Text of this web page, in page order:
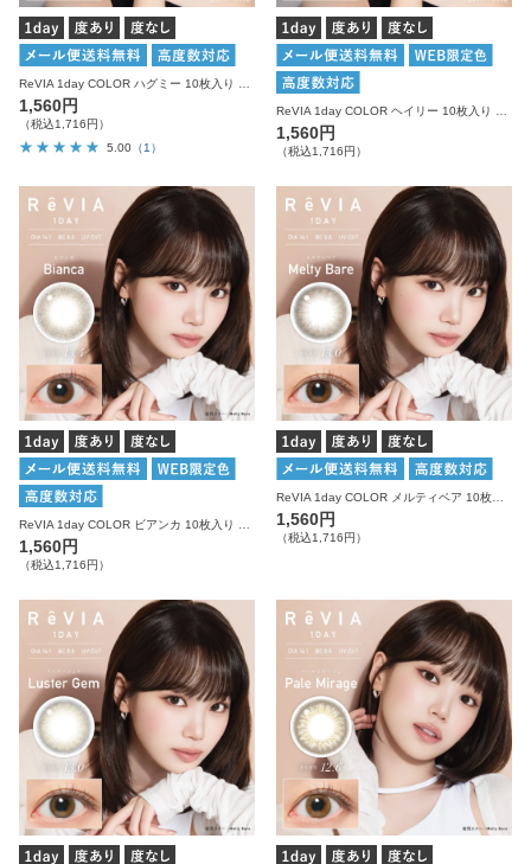
1,560円
（税込1,716円）
5.00 （1）
1,560円
（税込1,716円）
ReVIA 1day COLOR ビアンカ 10枚入り レヴィア カラコン
1,560円
（税込1,716円）
ReVIA 1day COLOR メルティベア 10枚入り レヴィア カラコン
1,560円
（税込1,716円）